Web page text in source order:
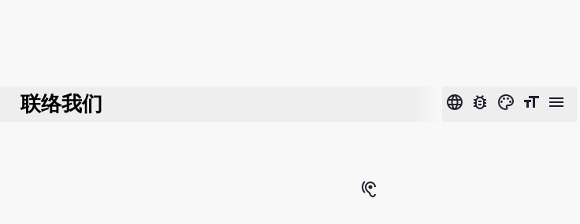
联络我们 language bug_report color_lens format_size menu
hearing